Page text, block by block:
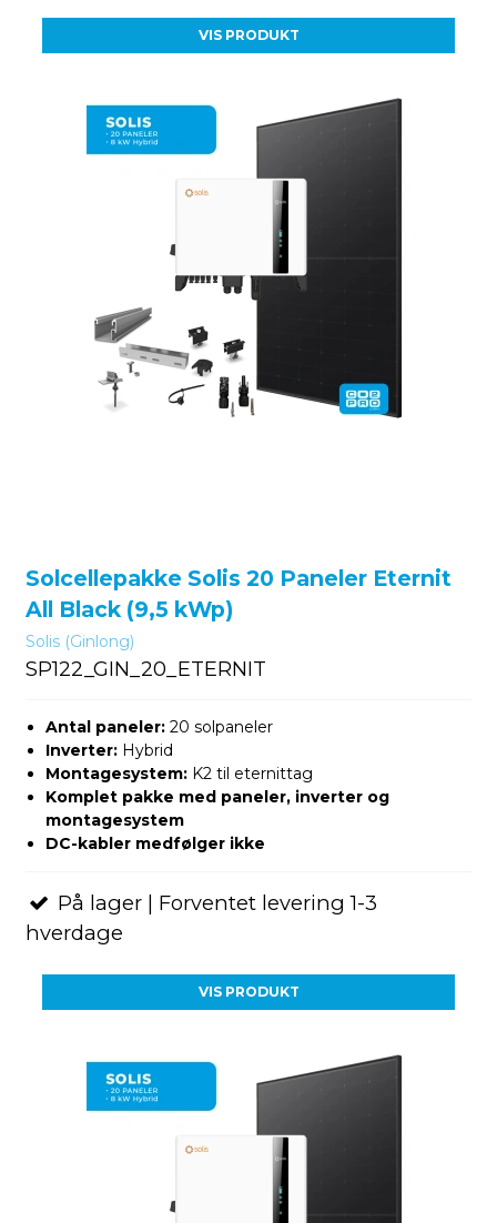
VIS PRODUKT
Solcellepakke Solis 20 Paneler Eternit
All Black (9,5 kWp)
Solis (Ginlong)
SP122_GIN_20_ETERNIT
Antal paneler:20 solpaneler
Inverter:Hybrid
Montagesystem:K2 til eternittag
Komplet pakke med paneler, inverter og
montagesystem
DC-kabler medfølger ikke
På lager | Forventet levering 1-3
hverdage
VIS PRODUKT